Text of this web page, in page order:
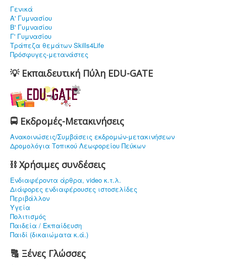
Γενικά
Α' Γυμνασίου
Β' Γυμνασίου
Γ' Γυμνασίου
Τράπεζα θεμάτων Skills4Life
Πρόσφυγες-μετανάστες
💡 Εκπαιδευτική Πύλη EDU-GATE
🚍 Εκδρομές-Μετακινήσεις
Ανακοινώσεις/Συμβάσεις εκδρομών-μετακινήσεων
Δρομολόγια Τοπικού Λεωφορείου Πεύκων
⛓ Χρήσιμες συνδέσεις
Ενδιαφέρoντα άρθρα, video κ.τ.λ.
Διάφορες ενδιαφέρουσες ιστοσελίδες
Περιβάλλον
Υγεία
Πολιτισμός
Παιδεία / Εκπαίδευση
Παιδί (δικαιώματα κ.ά.)
🔠 Ξένες Γλώσσες